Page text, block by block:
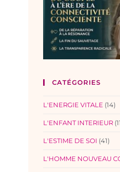
CATÉGORIES
L'ENERGIE VITALE (14)
L'ENFANT INTERIEUR
L'ESTIME DE SOI (41)
L'HOMME NOUVEAU